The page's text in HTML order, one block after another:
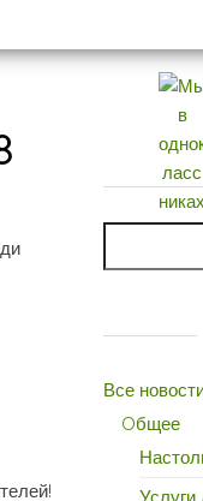
Все
Oбщее